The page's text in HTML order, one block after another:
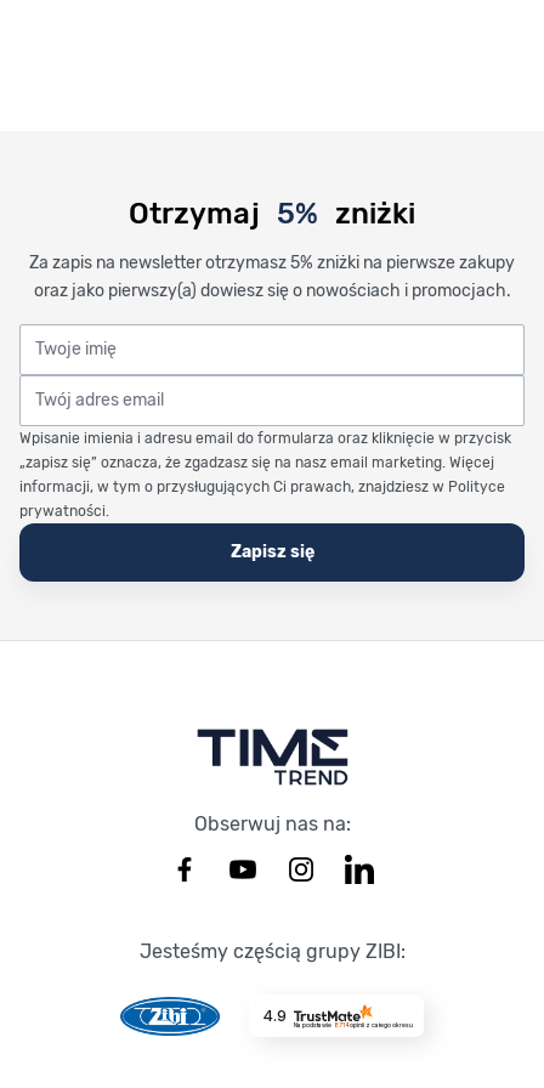
Otrzymaj 5% zniżki
Za zapis na newsletter otrzymasz 5% zniżki na pierwsze zakupy
oraz jako pierwszy(a) dowiesz się o nowościach i promocjach.
Twoje imię
Twój adres email
Wpisanie imienia i adresu email do formularza oraz kliknięcie w przycisk
„zapisz się” oznacza, że zgadzasz się na nasz email marketing. Więcej
informacji, w tym o przysługujących Ci prawach, znajdziesz w Polityce
prywatności.
Zapisz się
Obserwuj nas na:
Jesteśmy częścią grupy ZIBI:
4.9
Na podstawie 8714opinii z całego okresu